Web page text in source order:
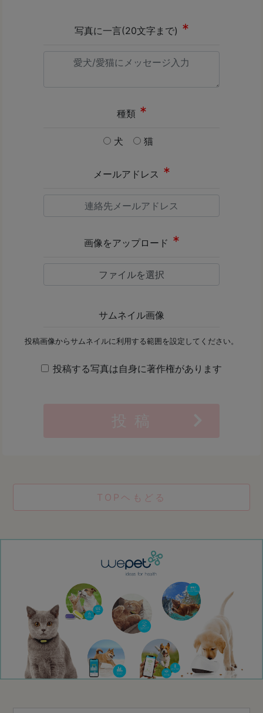
写真に一言(20文字まで)
種類
犬 猫
メールアドレス
画像をアップロード
ファイルを選択
サムネイル画像
投稿画像からサムネイルに利用する範囲を設定してください。
投稿する写真は自身に著作権があります
TOPヘもどる